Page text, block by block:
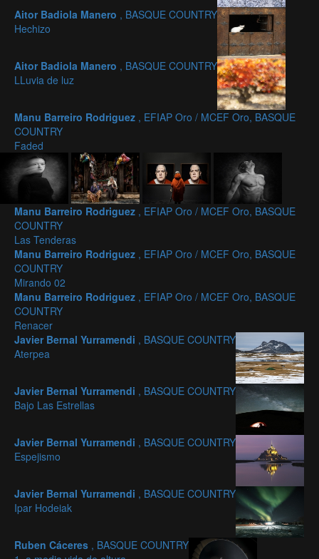
Aitor Badiola Manero , BASQUE COUNTRY
Hechizo
Aitor Badiola Manero , BASQUE COUNTRY
LLuvia de luz
Manu Barreiro Rodriguez , EFIAP Oro / MCEF Oro, BASQUE
COUNTRY
Faded
Manu Barreiro Rodriguez , EFIAP Oro / MCEF Oro, BASQUE
COUNTRY
Las Tenderas
Manu Barreiro Rodriguez , EFIAP Oro / MCEF Oro, BASQUE
COUNTRY
Mirando 02
Manu Barreiro Rodriguez , EFIAP Oro / MCEF Oro, BASQUE
COUNTRY
Renacer
Javier Bernal Yurramendi , BASQUE COUNTRY
Aterpea
Javier Bernal Yurramendi , BASQUE COUNTRY
Bajo Las Estrellas
Javier Bernal Yurramendi , BASQUE COUNTRY
Espejismo
Javier Bernal Yurramendi , BASQUE COUNTRY
Ipar Hodeiak
Ruben Cáceres , BASQUE COUNTRY